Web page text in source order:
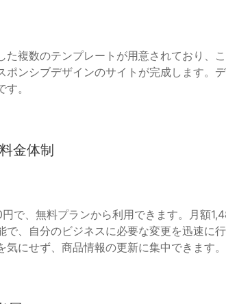
た複数のテンプレートが用意されており、
ポンシブデザインのサイトが完成します。
。
金体制
で、無料プランから利用できます。月額
で、自分のビジネスに必要な変更を迅速に
気にせず、商品情報の更新に集中できます。